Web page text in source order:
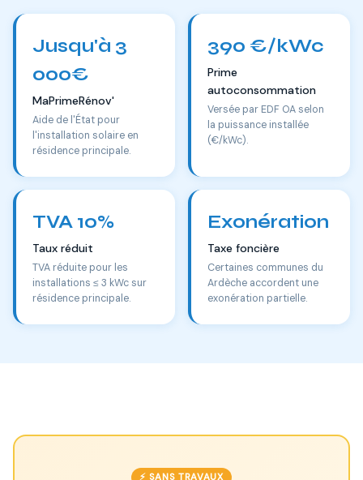
Jusqu'à 3
000€
MaPrimeRénov'
Aide de l'État pour
l'installation solaire en
résidence principale.
390 €/kWc
Prime
autoconsommation
Versée par EDF OA selon
la puissance installée
(€/kWc).
TVA 10%
Taux réduit
TVA réduite pour les
installations ≤ 3 kWc sur
résidence principale.
Exonération
Taxe foncière
Certaines communes du
Ardèche accordent une
exonération partielle.
⚡ SANS TRAVAUX